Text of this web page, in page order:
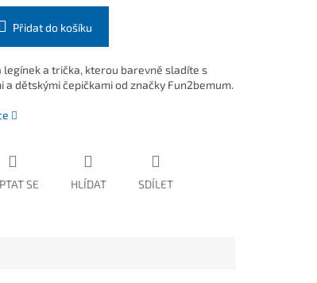
Přidat do košíku
legínek a trička, kterou barevně sladíte s
a dětskými čepičkami od značky Fun2bemum.
SE HLÍDAT SDÍLET